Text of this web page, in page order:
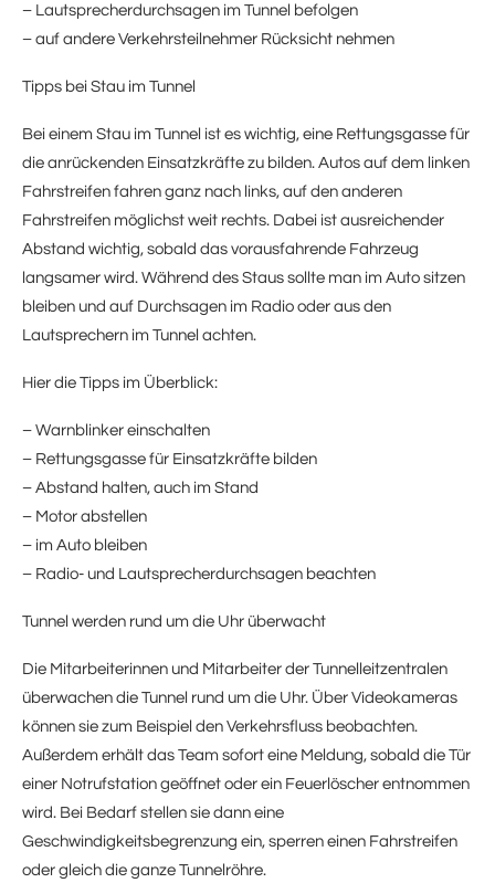
– Lautsprecherdurchsagen im Tunnel befolgen
– auf andere Verkehrsteilnehmer Rücksicht nehmen
Tipps bei Stau im Tunnel
Bei einem Stau im Tunnel ist es wichtig, eine Rettungsgasse für
die anrückenden Einsatzkräfte zu bilden. Autos auf dem linken
Fahrstreifen fahren ganz nach links, auf den anderen
Fahrstreifen möglichst weit rechts. Dabei ist ausreichender
Abstand wichtig, sobald das vorausfahrende Fahrzeug
langsamer wird. Während des Staus sollte man im Auto sitzen
bleiben und auf Durchsagen im Radio oder aus den
Lautsprechern im Tunnel achten.
Hier die Tipps im Überblick:
– Warnblinker einschalten
– Rettungsgasse für Einsatzkräfte bilden
– Abstand halten, auch im Stand
– Motor abstellen
– im Auto bleiben
– Radio- und Lautsprecherdurchsagen beachten
Tunnel werden rund um die Uhr überwacht
Die Mitarbeiterinnen und Mitarbeiter der Tunnelleitzentralen
überwachen die Tunnel rund um die Uhr. Über Videokameras
können sie zum Beispiel den Verkehrsfluss beobachten.
Außerdem erhält das Team sofort eine Meldung, sobald die Tür
einer Notrufstation geöffnet oder ein Feuerlöscher entnommen
wird. Bei Bedarf stellen sie dann eine
Geschwindigkeitsbegrenzung ein, sperren einen Fahrstreifen
oder gleich die ganze Tunnelröhre.